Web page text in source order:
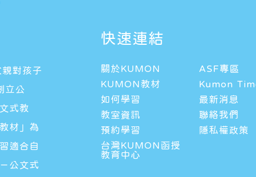
對孩子
立公
式教
材」為
適合自
公文式
快速連結
關於KUMON
ASF專區
KUMON教材
Kumon
如何學習
最新消息
教室資訊
聯絡我們
預約學習
隱私權政策
台灣KUMON函授
教育中心